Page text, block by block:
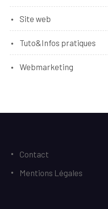
Site web
Tuto&Infos pratiques
Webmarketing
Contact
Mentions Légales